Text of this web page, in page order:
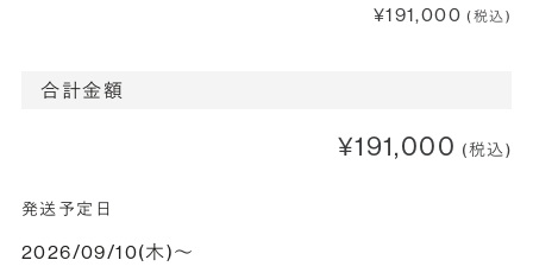
¥191,000 (税込)
合計金額
¥191,000 (税込)
発送予定日
2026/09/10(木)〜